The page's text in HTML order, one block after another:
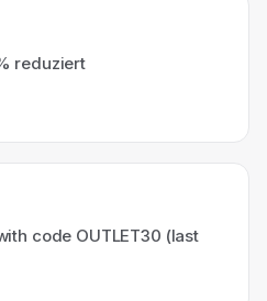
reduziert
code OUTLET30 (last